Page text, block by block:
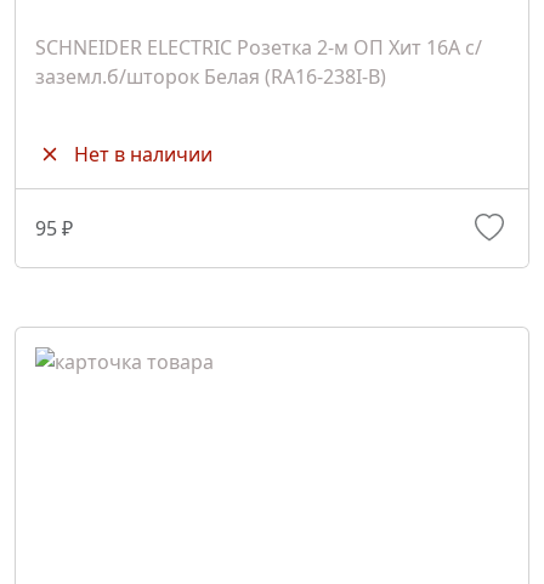
SCHNEIDER ELECTRIC Розетка 2-м ОП Хит 16А с/
заземл.б/шторок Белая (RA16-238I-B)
Нет в наличии
95 ₽